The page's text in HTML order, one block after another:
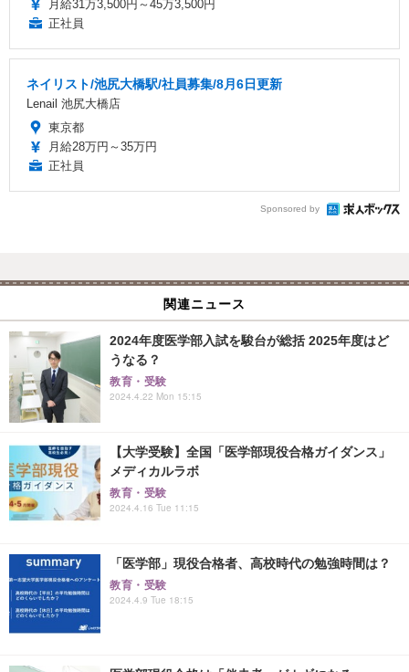
月給31万3,500円～45万3,500円
正社員
ネイリスト/池尻大橋駅/社員募集/8月6日更新
Lenail 池尻大橋店
東京都
月給28万円～35万円
正社員
Sponsored by
関連ニュース
2024年度医学部入試を駿台が総括 2025年度はど
うなる？
教育・受験
2024.4.22 Mon 15:15
【大学受験】全国「医学部現役合格ガイダンス」
メディカルラボ
教育・受験
2024.4.16 Tue 11:15
「医学部」現役合格者、高校時代の勉強時間は？
教育・受験
2024.4.9 Tue 18:15